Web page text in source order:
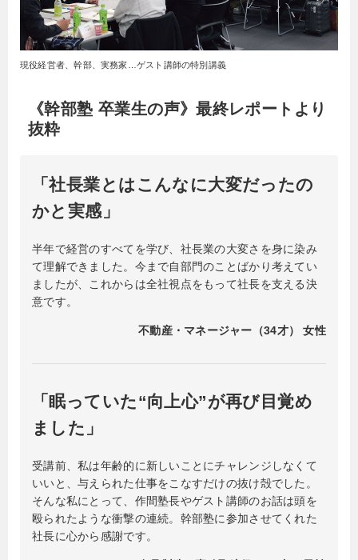
現役経営者、幹部、実務家…ゲスト講師の特別講義
《幹部塾 卒業生の声》最終レポートより
抜粋
「社長業とはこんなに大変だったの
かと実感」
半年で経営のすべてを学び、社長業の大変さを身に染み
て理解できました。今まで自部門のことばかり考えてい
ましたが、これからは全社視点をもって社長を支える決
意です。
不動産・マネージャー（34才） 女性
「眠っていた“向上心”が再び目覚め
ました」
受講前、私は年齢的に新しいことにチャレンジしなくて
いいと、与えられた仕事をこなすだけの抜け殻でした。
そんな私にとって、作間塾長やゲスト講師のお話は頭を
殴られたような衝撃の連続。幹部塾に参加させてくれた
社長に心から感謝です。